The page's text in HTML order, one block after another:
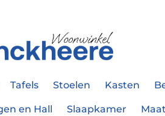
Tafels Stoelen Kasten
en Hall Slaapkamer